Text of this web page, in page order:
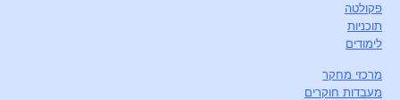
פקולטה
תוכניות
לימודים
מרכזי מחקר
מעבדות חוקרים